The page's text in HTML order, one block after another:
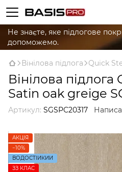
Не знаєте, яке підлогове
допоможемо.
Вінілова підлога Quick
Вінілова
Satin oak greige
Артикул: SGSPC20317
АКЦІЯ
−10%
ВОДОСТІЙКИЙ
ЗЗ КЛАС